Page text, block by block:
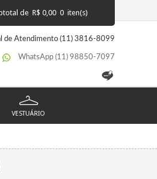
0 iten(s)
de R$ 0,00
de Atendimento (11) 3816-8099
WhatsApp (11) 98850-7097
VESTUÁRIO